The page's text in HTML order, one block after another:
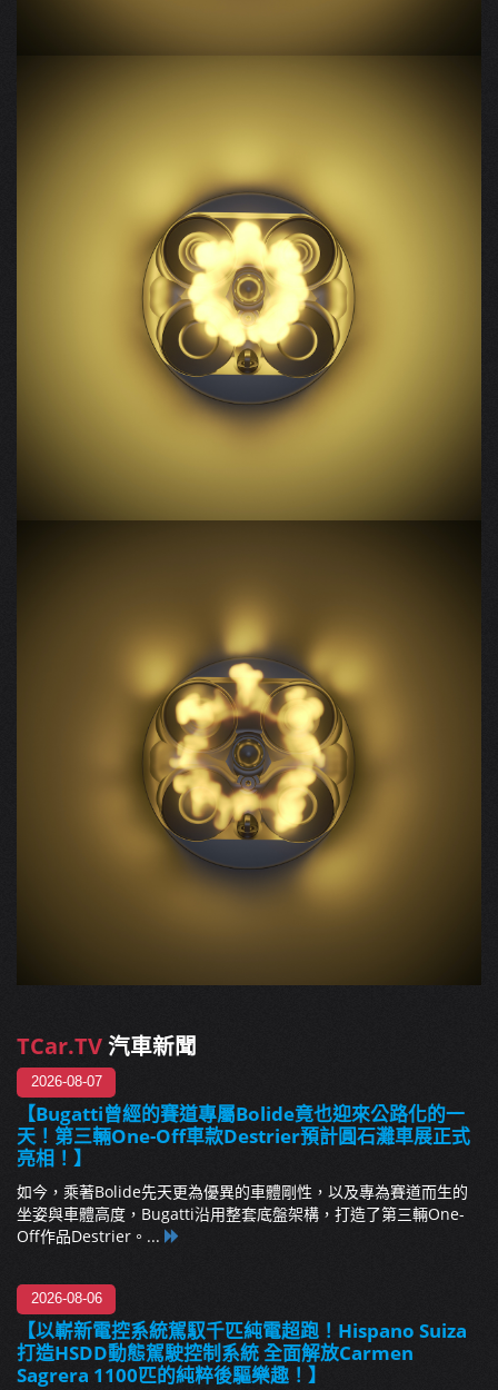
TCar.TV汽車新聞
2026-08-07
【Bugatti曾經的賽道專屬Bolide竟也迎來公路化的一
天！第三輛One-Off車款Destrier預計圓石灘車展正式
亮相！】
如今，乘著Bolide先天更為優異的車體剛性，以及專為賽道而生的
坐姿與車體高度，Bugatti沿用整套底盤架構，打造了第三輛One-
Off作品Destrier。...
2026-08-06
【以嶄新電控系統駕馭千匹純電超跑！Hispano Suiza
打造HSDD動態駕駛控制系統 全面解放Carmen
Sagrera 1100匹的純粹後驅樂趣！】